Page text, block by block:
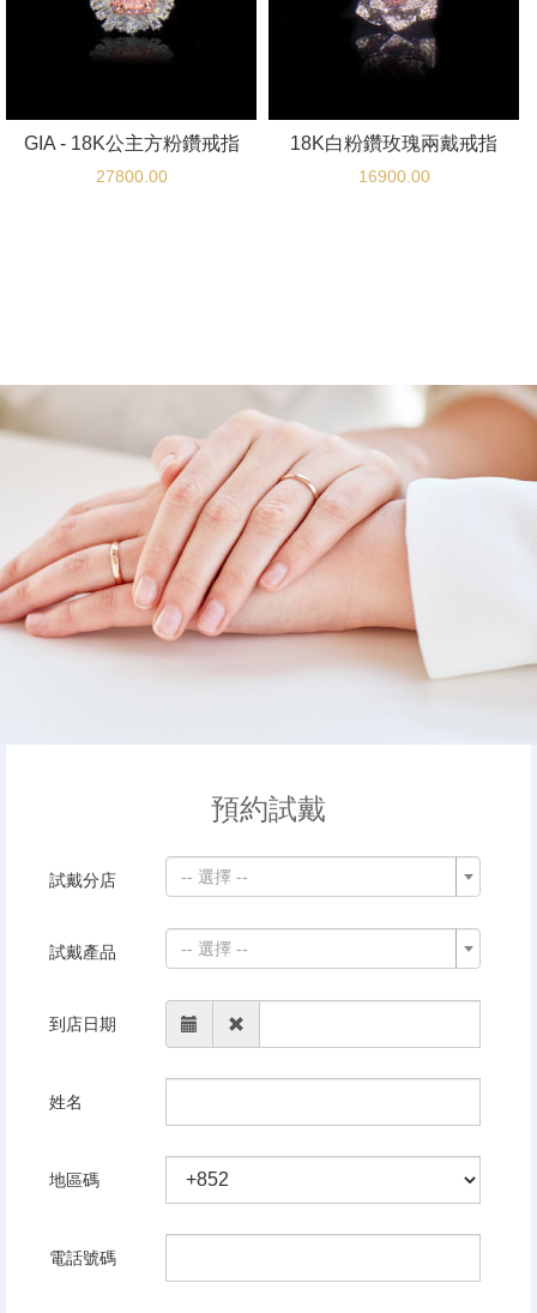
GIA - 18K公主方粉鑽戒指
27800.00
18K白粉鑽玫瑰兩戴戒指
16900.00
預約試戴
試戴分店 -- 選擇 --
試戴產品 -- 選擇 --
到店日期
姓名
地區碼
電話號碼